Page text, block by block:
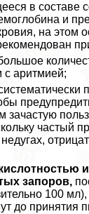
в составе
и
на этом
с аритмией;
частый
запоров,
100
до принятия